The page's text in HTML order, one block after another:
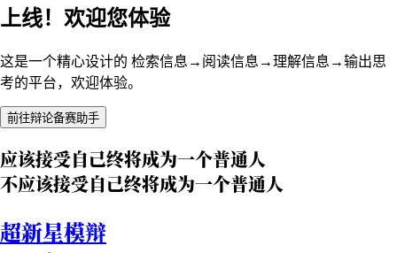
上线！欢迎您体验
这是一个精心设计的 检索信息→阅读信息→理解信息→输出思
考的平台，欢迎体验。
前往辩论备赛助手
应该接受自己终将成为一个普通人
不应该接受自己终将成为一个普通人
超新星模辩